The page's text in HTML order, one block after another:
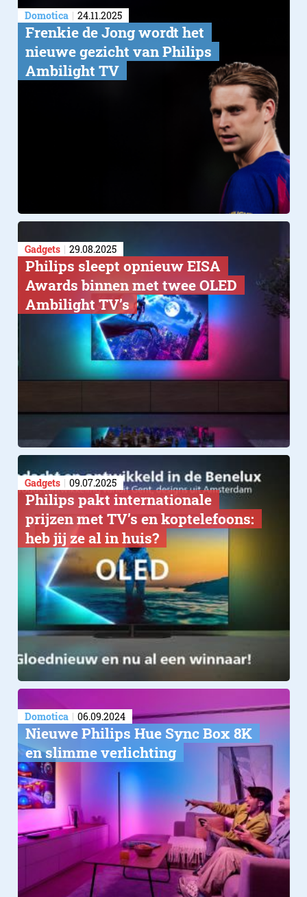
Domotica 24.11.2025
Frenkie de Jong wordt het
nieuwe gezicht van Philips
Ambilight TV
Gadgets 29.08.2025
Philips sleept opnieuw EISA
Awards binnen met twee OLED
Ambilight TV’s
Gadgets 09.07.2025
Philips pakt internationale
prijzen met TV’s en koptelefoons:
heb jij ze al in huis?
Domotica 06.09.2024
Nieuwe Philips Hue Sync Box 8K
en slimme verlichting